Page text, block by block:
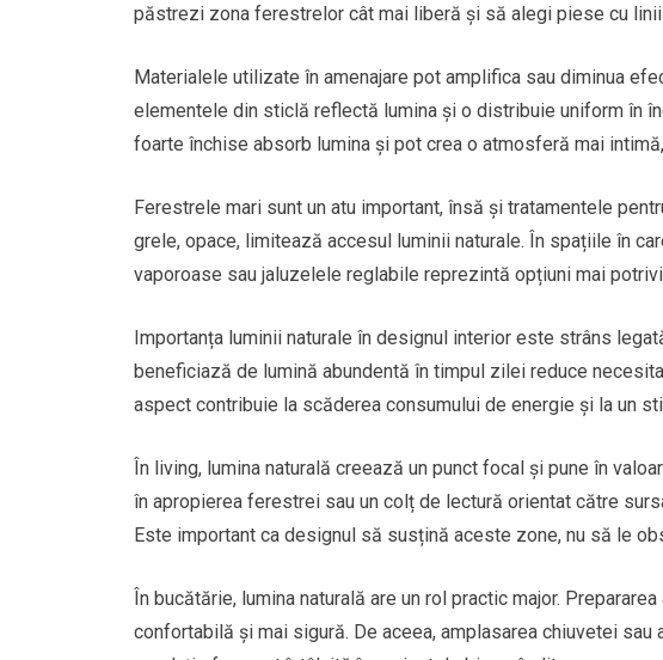
păstrezi zona ferestrelor cât mai liberă și să alegi piese cu
Materialele utilizate în amenajare pot amplifica sau diminua
elementele din sticlă reflectă lumina și o distribuie uniform în
foarte închise absorb lumina și pot crea o atmosferă mai
Ferestrele mari sunt un atu important, însă și tratamentele
grele, opace, limitează accesul luminii naturale. În spațiile în
vaporoase sau jaluzelele reglabile reprezintă opțiuni mai
Importanța luminii naturale în designul interior este strâns
beneficiază de lumină abundentă în timpul zilei reduce
aspect contribuie la scăderea consumului de energie și la un
În living, lumina naturală creează un punct focal și pune în
în apropierea ferestrei sau un colț de lectură orientat către
Este important ca designul să susțină aceste zone, nu să le
În bucătărie, lumina naturală are un rol practic major.
confortabilă și mai sigură. De aceea, amplasarea chiuvetei